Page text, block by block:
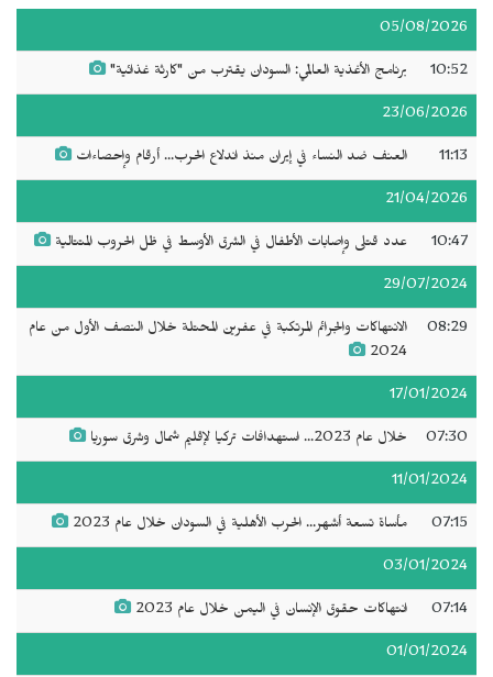
05/08/2026
10:52 برنامج الأغذية العالمي: السودان يقترب من "كارثة غذائية"
23/06/2026
11:13 العنف ضد النساء في إيران منذ اندلاع الحرب... أرقام وإحصاءات
21/04/2026
10:47 عدد قتلى وإصابات الأطفال في الشرق الأوسط في ظل الحروب المتتالية
29/07/2024
08:29
الانتهاكات والجرائم المرتكبة في عفرين المحتلة خلال النصف الأول من عام
2024
17/01/2024
07:30 خلال عام 2023... استهدافات تركيا لإقليم شمال وشرق سوريا
11/01/2024
07:15 مأساة تسعة أشهر... الحرب الأهلية في السودان خلال عام 2023
03/01/2024
07:14 انتهاكات حقوق الإنسان في اليمن خلال عام 2023
01/01/2024